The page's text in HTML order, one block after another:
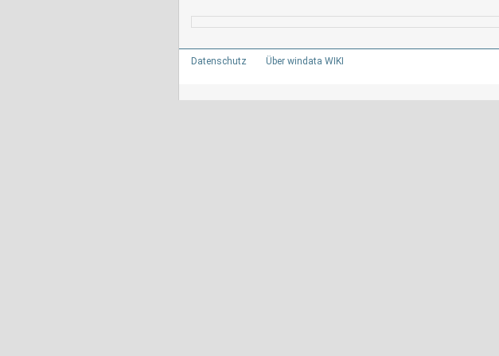
Datenschutz Über windata WIKI